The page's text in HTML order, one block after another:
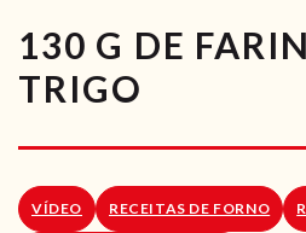
LOJA
130 G DE
TRIGO
VÍDEO RECEITAS DE FORNO